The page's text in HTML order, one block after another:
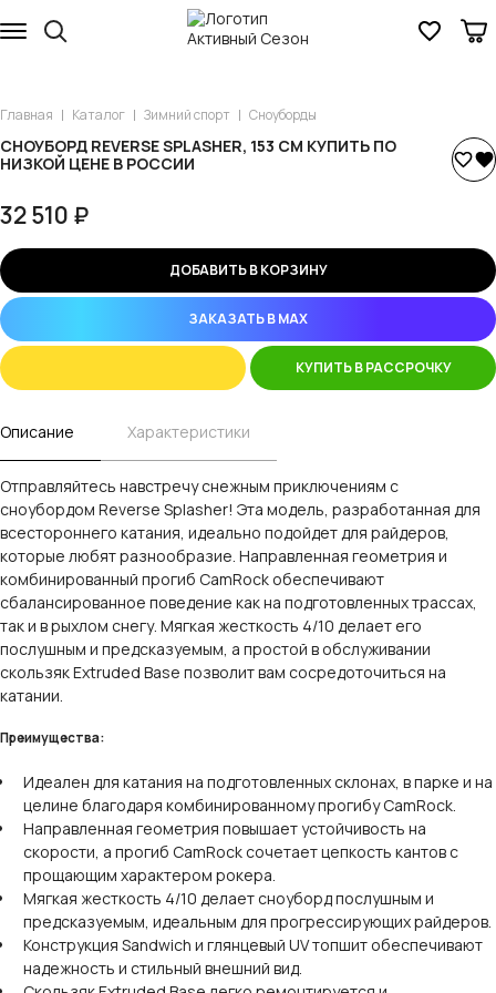
Главная Каталог Зимний спорт Сноуборды
СНОУБОРД REVERSE SPLASHER, 153 СМ КУПИТЬ ПО
НИЗКОЙ ЦЕНЕ В РОССИИ
32 510 ₽
ДОБАВИТЬ В КОРЗИНУ
ЗАКАЗАТЬ В MAX
КУПИТЬ В РАССРОЧКУ
Описание Характеристики
Отправляйтесь навстречу снежным приключениям с
сноубордом Reverse Splasher! Эта модель, разработанная для
всестороннего катания, идеально подойдет для райдеров,
которые любят разнообразие. Направленная геометрия и
комбинированный прогиб CamRock обеспечивают
сбалансированное поведение как на подготовленных трассах,
так и в рыхлом снегу. Мягкая жесткость 4/10 делает его
послушным и предсказуемым, а простой в обслуживании
скользяк Extruded Base позволит вам сосредоточиться на
катании.
Преимущества:
Идеален для катания на подготовленных склонах, в парке и на
целине благодаря комбинированному прогибу CamRock.
Направленная геометрия повышает устойчивость на
скорости, а прогиб CamRock сочетает цепкость кантов с
прощающим характером рокера.
Мягкая жесткость 4/10 делает сноуборд послушным и
предсказуемым, идеальным для прогрессирующих райдеров.
Конструкция Sandwich и глянцевый UV топшит обеспечивают
надежность и стильный внешний вид.